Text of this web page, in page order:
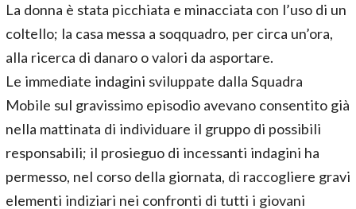
La donna è stata picchiata e minacciata con l’uso di un
coltello; la casa messa a soqquadro, per circa un’ora,
alla ricerca di danaro o valori da asportare.
Le immediate indagini sviluppate dalla Squadra
Mobile sul gravissimo episodio avevano consentito già
nella mattinata di individuare il gruppo di possibili
responsabili; il prosieguo di incessanti indagini ha
permesso, nel corso della giornata, di raccogliere gravi
elementi indiziari nei confronti di tutti i giovani